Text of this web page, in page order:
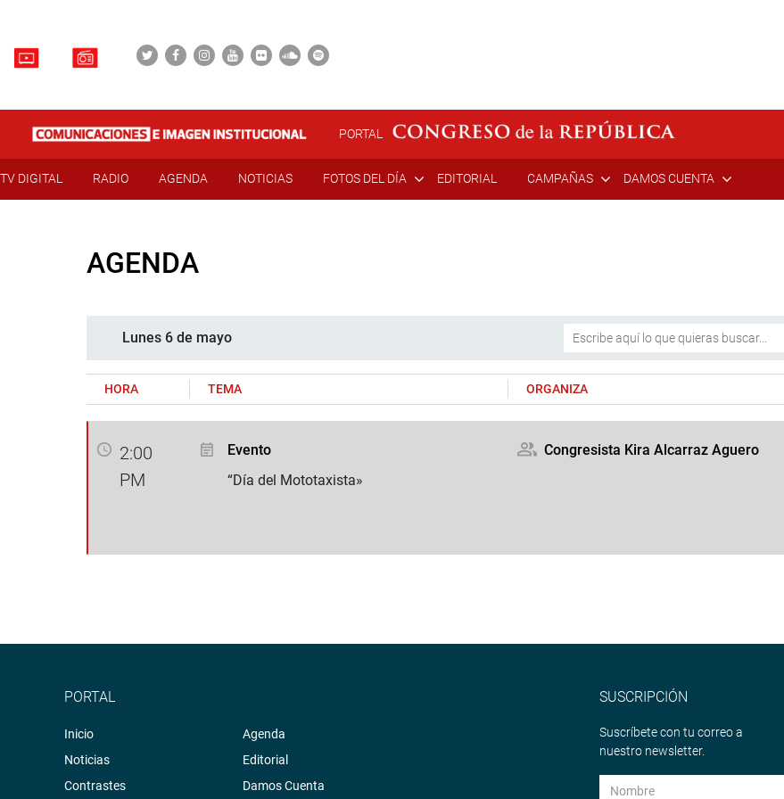
PORTAL
TV DIGITAL RADIO AGENDA NOTICIAS FOTOS DEL DÍA EDITORIAL CAMPAÑAS DAMOS CUENTA
AGENDA
Lunes 6 de mayo
HORA TEMA ORGANIZA
2:00
PM
Evento
“Día del Mototaxista»
Congresista Kira Alcarraz Aguero
PORTAL
Inicio
Noticias
Contrastes
Agenda
Editorial
Damos Cuenta
SUSCRIPCIÓN
Suscríbete con tu correo a
nuestro newsletter.